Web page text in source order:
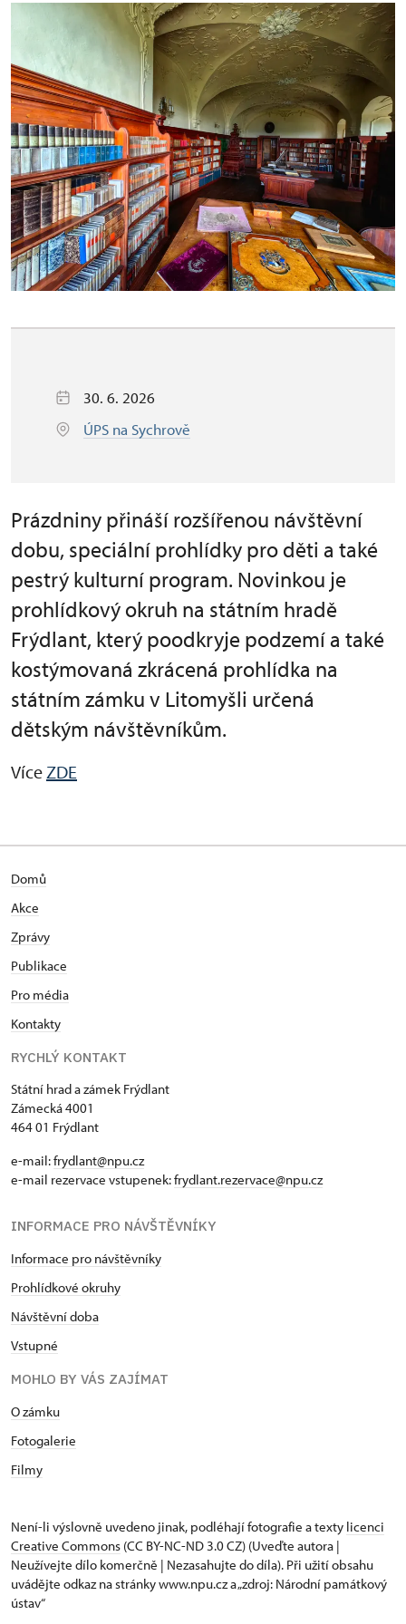
30. 6. 2026
ÚPS na Sychrově
Prázdniny přináší rozšířenou návštěvní
dobu, speciální prohlídky pro děti a také
pestrý kulturní program. Novinkou je
prohlídkový okruh na státním hradě
Frýdlant, který poodkryje podzemí a také
kostýmovaná zkrácená prohlídka na
státním zámku v Litomyšli určená
dětským návštěvníkům.
VíceZDE
Domů
Akce
Zprávy
Publikace
Pro média
Kontakty
RYCHLÝ KONTAKT
Státní hrad a zámek Frýdlant
Zámecká 4001
464 01 Frýdlant
e-mail:frydlant@npu.cz
e-mail rezervace vstupenek:frydlant.rezervace@npu.cz
INFORMACE PRO NÁVŠTĚVNÍKY
Informace pro návštěvníky
Prohlídkové okruhy
Návštěvní doba
Vstupné
MOHLO BY VÁS ZAJÍMAT
O zámku
Fotogalerie
Filmy
Není-li výslovně uvedeno jinak, podléhají fotografie a texty licenci
Creative Commons (CC BY-NC-ND 3.0 CZ) (Uveďte autora |
Neužívejte dílo komerčně | Nezasahujte do díla). Při užití obsahu
uvádějte odkaz na stránky www.npu.cz a „zdroj: Národní památkový
ústav“